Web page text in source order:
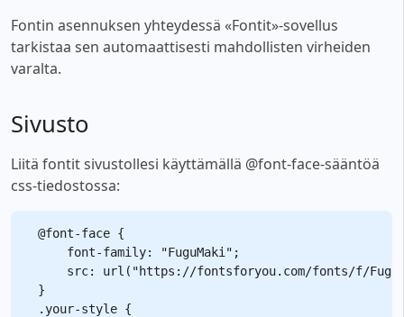
Fontin asennuksen yhteydessä «Fontit»-sovellus
tarkistaa sen automaattisesti mahdollisten virheiden
varalta.
Sivusto
Liitä fontit sivustollesi käyttämällä @font-face-sääntöä
css-tiedostossa:
@font-face {
    font-family: "FuguMaki";
src: url("https://fontsforyou.com/fonts/f/
}
.your-style {